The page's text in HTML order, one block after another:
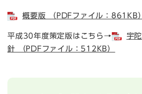
概要版 （PDFファイル：861KB）
平成30年度策定版はこちら→
宇
針 （PDFファイル：512KB）